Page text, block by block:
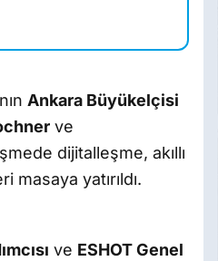
Ankara Büyükelçisi
ve
dijitalleşme, akıllı
yatırıldı.
ve ESHOT Genel